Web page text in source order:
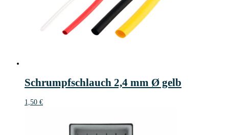
Schrumpfschlauch 2,4 mm Ø gelb
1,50 €